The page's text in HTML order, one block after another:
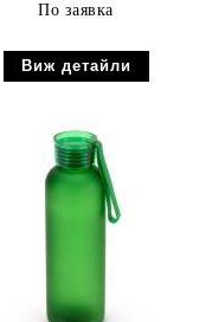
По заявка
Виж детайли